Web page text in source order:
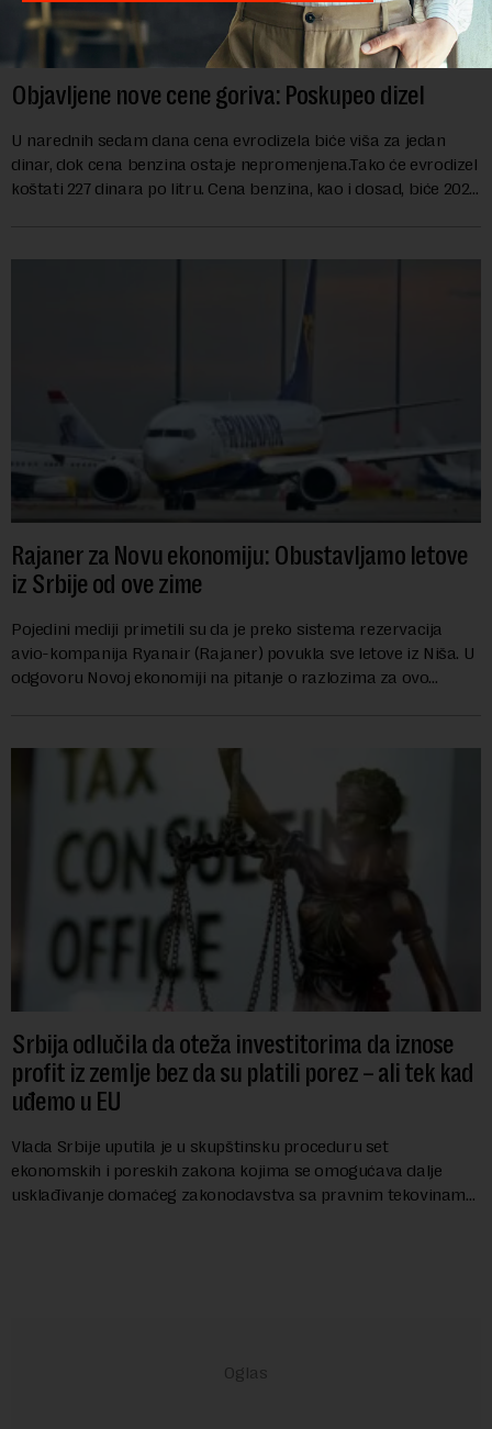
Objavljene nove cene goriva: Poskupeo dizel
U narednih sedam dana cena evrodizela biće viša za jedan
dinar, dok cena benzina ostaje nepromenjena.Tako će evrodizel
koštati 227 dinara po litru. Cena benzina, kao i dosad, biće 202
Rajaner za Novu ekonomiju: Obustavljamo letove
iz Srbije od ove zime
Pojedini mediji primetili su da je preko sistema rezervacija
avio-kompanija Ryanair (Rajaner) povukla sve letove iz Niša. U
odgovoru Novoj ekonomiji na pitanje o razlozima za ovo
Srbija odlučila da oteža investitorima da iznose
profit iz zemlje bez da su platili porez – ali tek kad
uđemo u EU
Vlada Srbije uputila je u skupštinsku proceduru set
ekonomskih i poreskih zakona kojima se omogućava dalje
usklađivanje domaćeg zakonodavstva sa pravnim tekovinama